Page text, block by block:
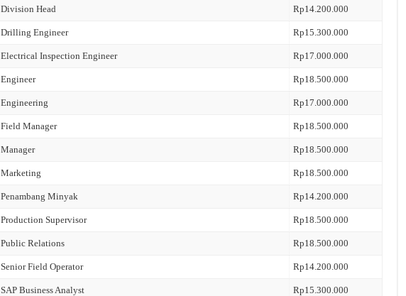
Division Head Rp14.200.000
Drilling Engineer Rp15.300.000
Electrical Inspection Engineer Rp17.000.000
Engineer Rp18.500.000
Engineering Rp17.000.000
Field Manager Rp18.500.000
Manager Rp18.500.000
Marketing Rp18.500.000
Penambang Minyak Rp14.200.000
Production Supervisor Rp18.500.000
Public Relations Rp18.500.000
Senior Field Operator Rp14.200.000
SAP Business Analyst Rp15.300.000